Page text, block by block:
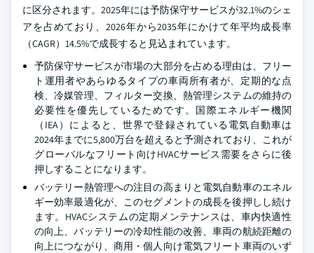
に区分されます。2025年には予防保守サービスが32.1%のシェ
アを占めており、2026年から2035年にかけて年平均成長率
（CAGR）14.5%で成長すると見込まれています。
予防保守サービスが市場の大部分を占める理由は、フリー
ト運用者やあらゆるタイプの車両所有者が、定期的な点
検、冷媒管理、フィルター交換、熱管理システムの維持の
必要性を優先しているためです。国際エネルギー機関
（IEA）によると、世界で登録されている電気自動車は
2024年までに5,800万台を超えると予測されており、これが
グローバルなフリート向けHVACサービス需要をさらに後
押しすることになります。
バッテリー熱管理への注目の高まりと電気自動車のエネル
ギー効率最適化が、このセグメントの成長を後押しし続け
ます。HVACシステムの定期メンテナンスは、車内快適性
の向上、バッテリーの冷却性能の改善、車両の航続距離の
向上につながり、商用・個人向け電気フリート車両のいず